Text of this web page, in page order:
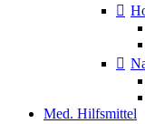
Med. Hilfsmittel